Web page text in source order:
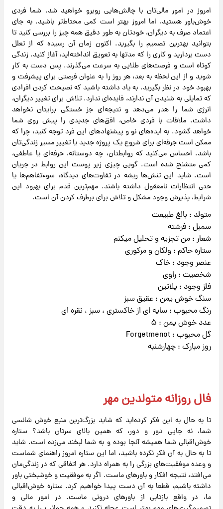
امروز در امور مالی‌تان با چالش‌هایی روبرو خواهید شد. شما فردی
خوش‌باور هستید، اما امروز بهتر است کمی محتاط‌تر باشید. به جای
اعتماد صرف به دیگران، خودتان به طور دقیق همه چیز را بررسی کنید تا
بتوانید بهترین تصمیم را بگیرید. اکنون زمان آن رسیده که از تعلل
دست بردارید و کاری را که مدتها به تعویق انداخته‌اید، آغاز کنید. زندگی
کوتاه است و فرصت‌های طلایی به سرعت می‌گذرند. پس دست به کار
شوید و از این لحظه به بعد، هر روز را به عنوان فرصتی برای پیشرفت و
بهبود خود در نظر بگیرید. به یاد داشته باشید که نصیحت کردن افرادی
که تمایلی به شنیدن آن ندارند، فایده‌ای ندارد. تلاش برای تغییر دیگران،
انرژی شما را هدر می‌دهد و نتیجه‌ای جز خستگی برایتان نخواهد
داشت. ملاقات با فردی خاص، افق‌های جدیدی را پیش روی شما
خواهد گشود. به ایده‌های نو و پیشنهادهای این فرد توجه کنید، چرا که
ممکن است جرقه‌ای برای شروع یک پروژه جدید یا تغییر مسیر زندگی‌تان
باشد. احساس می‌کنید که روابطتان، چه دوستانه، حرفه‌ای یا عاطفی،
کمی متشنج شده است. گویی چیزی زیر پوست این روابط در جریان
است. شاید این تنش‌ها ریشه در تفاوت‌های دیدگاه، سوءتفاهم‌ها یا
حتی انتظارات نامعقول داشته باشند. مهم‌ترین قدم برای بهبود این
شرایط، پذیرش وجود مشکل و تلاش برای برطرف کردن آن است.
متولد : بالغ طبیعت
سمبل : فرشته
شعار : من تجزیه و تحلیل میکنم
ستاره حاکم : ولکان و مرکوری
عنصر وجود : خاک
شخصیت : راوی
فلز وجود : پلاتین
سنگ خوش یمن : عقیق سبز
رنگ محبوب : سایه ای از خاکستری ، سبز ، نقره ای
عدد خوش یمن : ۵
گل محبوب : Forgetmenot
روز مبارک : چهارشنبه
فال روزانه متولدین مهر
تا به حال به این فکر کرده‌اید که شاید بزرگ‌ترین منبع خوش شانسی
شما، نه جایی دور و دور، که همین بالای سرتان باشد؟ ستاره
خوش‌اقبالی شما همیشه آنجا بوده و به شما لبخند می‌زده است. شاید
تا به حال به آن فکر نکرده باشید، اما این ستاره امروز راهنمای شماست
و وعده موفقیت‌های بزرگی را به همراه دارد. هر اتفاقی که در زندگی‌مان
می‌افتد، نتیجه افکار و باورهای ماست. اگر به موفقیت و خوشبختی باور
داشته باشیم، قطعا به آن دست پیدا خواهیم کرد. ستاره خوش‌اقبالی
ما، در واقع بازتابی از باورهای درونی ماست. در امور مالی و